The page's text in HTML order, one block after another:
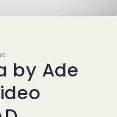
by Ade